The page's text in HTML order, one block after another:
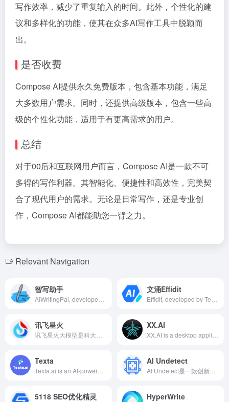
写作效率，减少了重复输入的时间。此外，个性化的建
议和多样化的功能，使其在众多AI写作工具中脱颖而
出。
是否收费
Compose AI提供永久免费版本，包含基本功能，满足
大多数用户需求。同时，还提供高级版本，包含一些高
级的个性化功能，适用于有更高需求的用户。
总结
对于00后和互联网用户而言，Compose AI是一款不可
多得的写作利器。其智能化、便捷性和高效性，完美契
合了现代用户的需求。无论是日常写作，还是专业创
作，Compose AI都能助您一臂之力。
Relevant Navigation
智写助手 文涌Effidit
讯飞星火 XX.AI
Texta AI Undetect
5118 SEO优化精灵 HyperWrite